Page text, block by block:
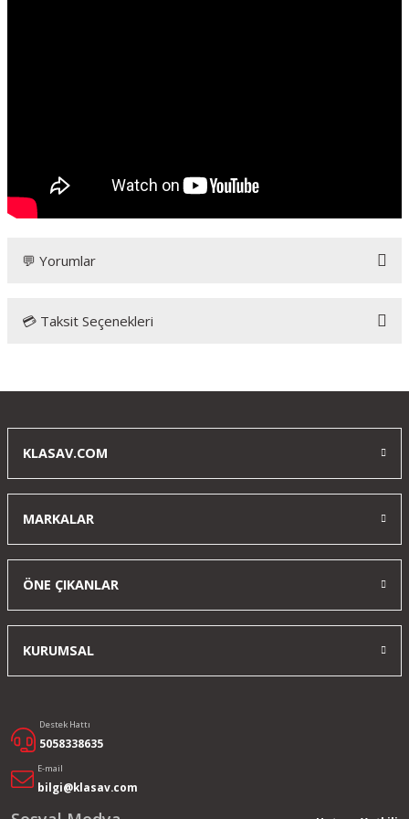
💬 Yorumlar
Bu ürüne ilk yorumu siz yapın!
💳 Taksit Seçenekleri
KLASAV.COM
MARKALAR
ÖNE ÇIKANLAR
KURUMSAL
Destek Hattı
5058338635
E-mail
bilgi@klasav.com